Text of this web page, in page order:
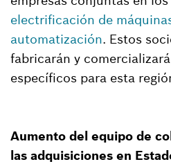
electrificación de
automatización. Estos
fabricarán y
específicos para esta
Aumento del equipo de
las adquisiciones en